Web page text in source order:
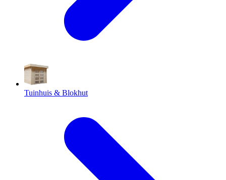
Tuinhuis & Blokhut